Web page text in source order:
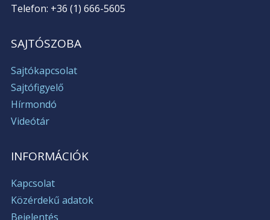
Telefon: +36 (1) 666-5605
SAJTÓSZOBA
Sajtókapcsolat
Sajtófigyelő
Hírmondó
Videótár
INFORMÁCIÓK
Kapcsolat
Közérdekű adatok
Bejelentés